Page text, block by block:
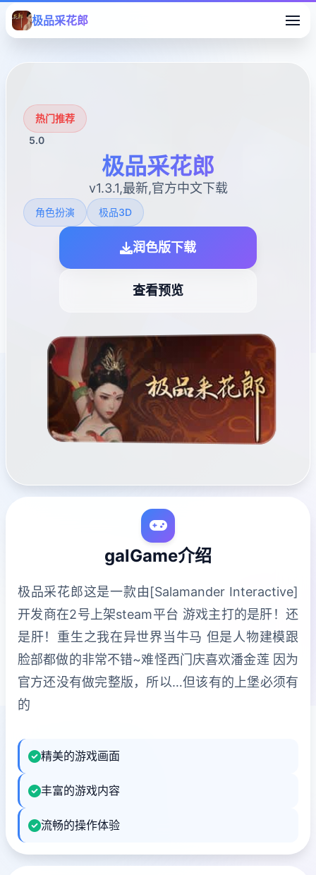
极品采花郎
热门推荐
5.0
极品采花郎
v1.3.1,最新,官方中文下载
角色扮演 极品3D
润色版下载
查看预览
galGame介绍
极品采花郎这是一款由[Salamander Interactive]
开发商在2号上架steam平台 游戏主打的是肝！还
是肝！重生之我在异世界当牛马 但是人物建模跟
脸部都做的非常不错~难怪西门庆喜欢潘金莲 因为
官方还没有做完整版，所以…但该有的上堡必须有
的
精美的游戏画面
丰富的游戏内容
流畅的操作体验